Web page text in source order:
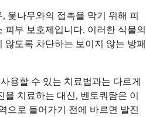
옻나무와의 접촉을 막기 위해 피
피부 보호제입니다. 이러한 식물의
않도록 차단하는 보이지 않는 방패
용할 수 있는 치료법과는 다르게
치료하는 대신, 벤토쿼탐은 이
으로 들어가기 전에 바르면 발진